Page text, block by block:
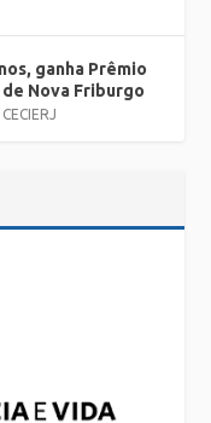
ganha Prêmio
Nova Friburgo